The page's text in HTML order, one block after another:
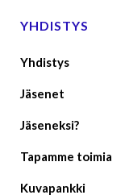
YHDISTYS
Yhdistys
Jäsenet
Jäseneksi?
Tapamme toimia
Kuvapankki